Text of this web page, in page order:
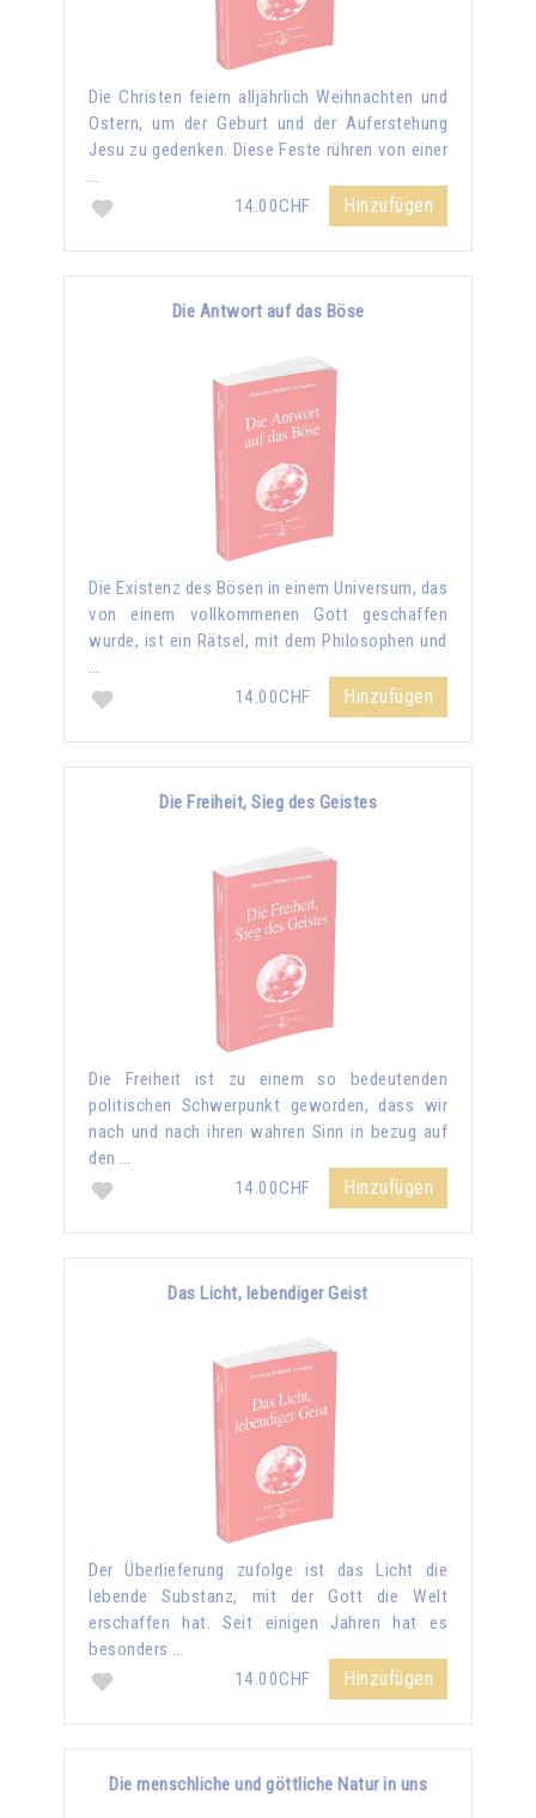
Die Christen feiern alljährlich Weihnachten und
Ostern, um der Geburt und der Auferstehung
Jesu zu gedenken. Diese Feste rühren von einer
…
14.00CHF
Hinzufügen
Die Antwort auf das Böse
Die Existenz des Bösen in einem Universum, das
von einem vollkommenen Gott geschaffen
wurde, ist ein Rätsel, mit dem Philosophen und
…
14.00CHF
Hinzufügen
Die Freiheit, Sieg des Geistes
Die Freiheit ist zu einem so bedeutenden
politischen Schwerpunkt geworden, dass wir
nach und nach ihren wahren Sinn in bezug auf
den …
14.00CHF
Hinzufügen
Das Licht, lebendiger Geist
Der Überlieferung zufolge ist das Licht die
lebende Substanz, mit der Gott die Welt
erschaffen hat. Seit einigen Jahren hat es
besonders …
14.00CHF
Hinzufügen
Die menschliche und göttliche Natur in uns